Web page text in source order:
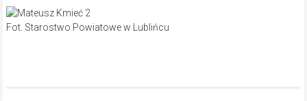
Fot. Starostwo Powiatowe w Lublińcu